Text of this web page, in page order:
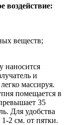
воздействие:
веществ;
наносится
и
массируя.
помещается в
35
Для удобства
1-2 см. от пятки.